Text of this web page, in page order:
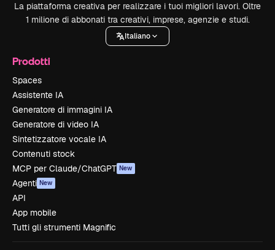
La piattaforma creativa per realizzare i tuoi migliori lavori. Oltre
1 milione di abbonati tra creativi, imprese, agenzie e studi.
Italiano
Prodotti
Spaces
Assistente IA
Generatore di immagini IA
Generatore di video IA
Sintetizzatore vocale IA
Contenuti stock
MCP per Claude/ChatGPT New
Agenti New
API
App mobile
Tutti gli strumenti Magnific